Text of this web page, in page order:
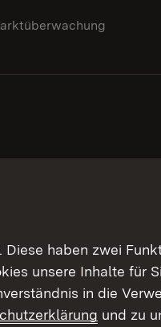
haben zwei
unsere Inhalte für
in die
und zu